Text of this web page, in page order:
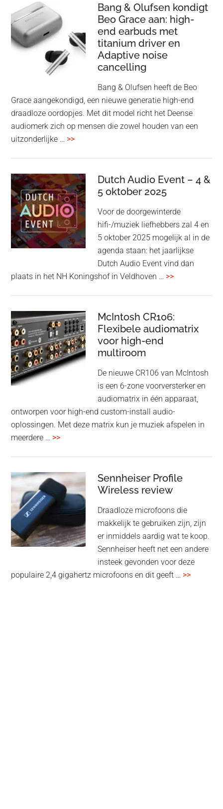
nu
ook
in
‘lossless’
kwaliteit
Bang & Olufsen kondigt
Beo Grace aan: high-
end earbuds met
titanium driver en
Adaptive noise
cancelling
Bang & Olufsen heeft de Beo
Grace aangekondigd, een nieuwe generatie high-end
draadloze oordopjes. Met dit model richt het Deense
audiomerk zich op mensen die zowel houden van een
uitzonderlijke … >>overBang
kondigt
Beo
Grace
aan:
high-
end
earbuds
titanium
Adaptive
noise
cancelling
Dutch Audio Event – 4 &
5 oktober 2025
Voor de doorgewinterde
hifi-/muziek liefhebbers zal 4 en
5 oktober 2025 mogelijk al in de
agenda staan: het jaarlijkse
Dutch Audio Event vind dan
plaats in het NH Koningshof in Veldhoven … >>overDutch
–
4
McIntosh CR106:
Flexibele audiomatrix
voor high-end
multiroom
De nieuwe CR106 van McIntosh
is een 6-zone voorversterker en
audiomatrix in één apparaat,
ontworpen voor high-end custom-install audio-
oplossingen. Met deze matrix kun je muziek afspelen in
meerdere … >>overMcIntosh
audiomatrix
voor
high-
end
multiroom
Sennheiser Profile
Wireless review
Draadloze microfoons die
makkelijk te gebruiken zijn, zijn
er inmiddels aardig wat te koop.
Sennheiser heeft net een andere
insteek gevonden voor deze
populaire 2,4 gigahertz microfoons en dit geeft … >>